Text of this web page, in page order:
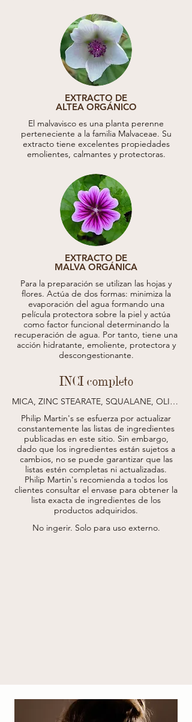
EXTRACTO DE
ALTEA ORGÁNICO
El malvavisco es una planta perenne
perteneciente a la familia Malvaceae. Su
extracto tiene excelentes propiedades
emolientes, calmantes y protectoras.
EXTRACTO DE
MALVA ORGÁNICA
Para la preparación se utilizan las hojas y
flores. Actúa de dos formas: minimiza la
evaporación del agua formando una
película protectora sobre la piel y actúa
como factor funcional determinando la
recuperación de agua. Por tanto, tiene una
acción hidratante, emoliente, protectora y
descongestionante.
INCI completo
MICA, ZINC STEARATE, SQUALANE, OLIVE
PARFUM (FRAGRANCE), GLYCERYL
CAPRYLATE, PENTYLENE GLYCOL,
SQUALENE, LAUROYL LYSINE,
TOCOPHEROL, ZEOLITE, MAGNOLIA
OFFICINALIS BARK EXTRACT (MAGNOLIA
OFFICINALIS BARK EXTRACT), CI 77492
(IRON OXIDES), CITRUS AURANTIUM
DULCIS PEEL POWDER (CITRUS
AURANTIUM DULCIS (ORANGE) PEEL
POWDER).
Philip Martin's se esfuerza por actualizar
constantemente las listas de ingredientes
publicadas en este sitio. Sin embargo,
dado que los ingredientes están sujetos a
cambios, no se puede garantizar que las
listas estén completas ni actualizadas.
Philip Martin's recomienda a todos los
clientes consultar el envase para obtener la
lista exacta de ingredientes de los
productos adquiridos.
No ingerir. Solo para uso externo.